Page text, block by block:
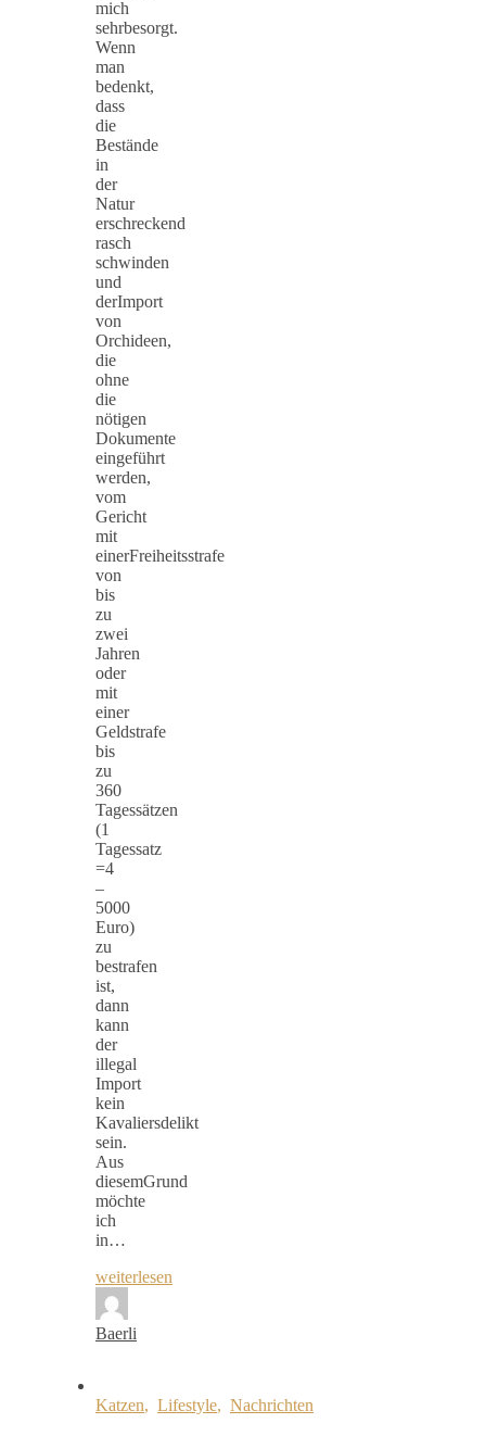
mich
sehrbesorgt.
Wenn
man
bedenkt,
dass
die
Bestände
in
der
Natur
erschreckend
rasch
schwinden
und
derImport
von
Orchideen,
die
ohne
die
nötigen
Dokumente
eingeführt
werden,
vom
Gericht
mit
einerFreiheitsstrafe
von
bis
zu
zwei
Jahren
oder
mit
einer
Geldstrafe
bis
zu
360
Tagessätzen
(1
Tagessatz
=4
–
5000
Euro)
zu
bestrafen
ist,
dann
kann
der
illegal
Import
kein
Kavaliersdelikt
sein.
Aus
diesemGrund
möchte
ich
in…
weiterlesen
Baerli
Katzen, Lifestyle, Nachrichten